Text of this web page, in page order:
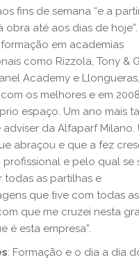
fins de semana “e a
obra até aos dias de hoje”.
em academias
como Rizzola, Tony &
Academy e
os melhores e em
espaço. Um ano mais
da Alfaparf Milano.
abraçou e que a fez
e pelo qual se
todas as partilhas e
que tive com todas as
que me cruzei nesta
é esta empresa”.
: Formação e o dia a dia